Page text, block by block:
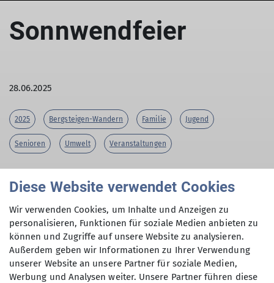
Sonnwendfeier
28.06.2025
2025 Bergsteigen-Wandern Familie Jugend
Senioren Umwelt Veranstaltungen
Wir hatten ein Wochenende voller Sonnenschein
in Unken mit insgesamt fünfzehn Teilnehmern,
darunter zwei Kinder. Das Wetter war einfach
fantastisch, was die Stimmung natürlich noch
Diese Website verwendet Cookies
Wir verwenden Cookies, um Inhalte und Anzeigen zu
personalisieren, Funktionen für soziale Medien anbieten zu
können und Zugriffe auf unsere Website zu analysieren.
Außerdem geben wir Informationen zu Ihrer Verwendung
unserer Website an unsere Partner für soziale Medien,
Werbung und Analysen weiter. Unsere Partner führen diese